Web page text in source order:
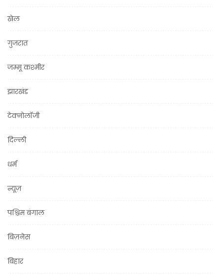
खेल
गुजरात
जम्मू कश्मीर
झारखंड
टेक्नोलॉजी
दिल्ली
धर्म
न्यूज़
पश्चिम बंगाल
बिज़नेस
बिहार